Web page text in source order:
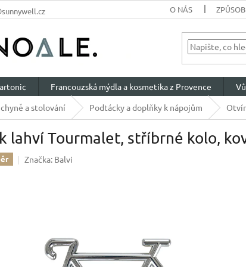
O NÁS
Francouzská mýdla a kosmetika z Provence
a stolování Podtácky a doplňky k nápojům
lahví Tourmalet, stříbrné kolo,
Značka: Balvi